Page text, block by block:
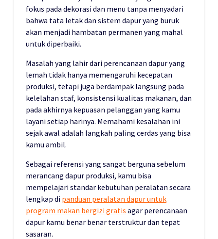
fokus pada dekorasi dan menu tanpa menyadari
bahwa tata letak dan sistem dapur yang buruk
akan menjadi hambatan permanen yang mahal
untuk diperbaiki.
Masalah yang lahir dari perencanaan dapur yang
lemah tidak hanya memengaruhi kecepatan
produksi, tetapi juga berdampak langsung pada
kelelahan staf, konsistensi kualitas makanan, dan
pada akhirnya kepuasan pelanggan yang kamu
layani setiap harinya. Memahami kesalahan ini
sejak awal adalah langkah paling cerdas yang bisa
kamu ambil.
Sebagai referensi yang sangat berguna sebelum
merancang dapur produksi, kamu bisa
mempelajari standar kebutuhan peralatan secara
lengkap di panduan peralatan dapur untuk
program makan bergizi gratis agar perencanaan
dapur kamu benar benar terstruktur dan tepat
sasaran.